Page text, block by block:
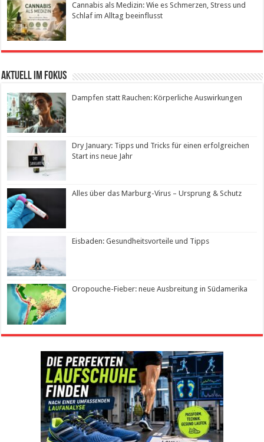
Cannabis als Medizin: Wie es Schmerzen, Stress und
Schlaf im Alltag beeinflusst
Aktuell im Fokus
Dampfen statt Rauchen: Körperliche Auswirkungen
Dry January: Tipps und Tricks für einen erfolgreichen
Start ins neue Jahr
Alles über das Marburg-Virus – Ursprung & Schutz
Eisbaden: Gesundheitsvorteile und Tipps
Oropouche-Fieber: neue Ausbreitung in Südamerika